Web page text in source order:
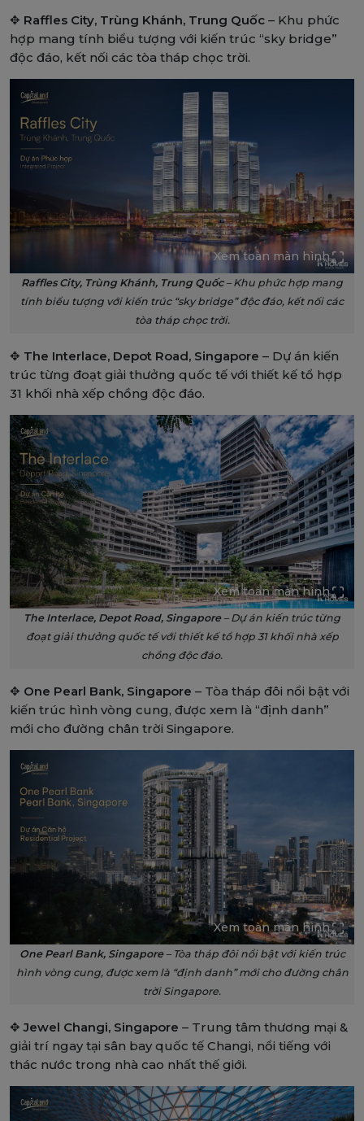
✥ Raffles City, Trùng Khánh, Trung Quốc – Khu phức
hợp mang tính biểu tượng với kiến trúc “sky bridge”
độc đáo, kết nối các tòa tháp chọc trời.
Xem toàn màn hình
Raffles City, Trùng Khánh, Trung Quốc– Khu phức hợp mang
tính biểu tượng với kiến trúc “sky bridge” độc đáo, kết nối các
tòa tháp chọc trời.
✥ The Interlace, Depot Road, Singapore – Dự án kiến
trúc từng đoạt giải thưởng quốc tế với thiết kế tổ hợp
31 khối nhà xếp chồng độc đáo.
Xem toàn màn hình
The Interlace, Depot Road, Singapore– Dự án kiến trúc từng
đoạt giải thưởng quốc tế với thiết kế tổ hợp 31 khối nhà xếp
chồng độc đáo.
✥ One Pearl Bank, Singapore – Tòa tháp đôi nổi bật với
kiến trúc hình vòng cung, được xem là “định danh”
mới cho đường chân trời Singapore.
Xem toàn màn hình
One Pearl Bank, Singapore– Tòa tháp đôi nổi bật với kiến trúc
hình vòng cung, được xem là “định danh” mới cho đường chân
trời Singapore.
✥Jewel Changi, Singapore – Trung tâm thương mại &
giải trí ngay tại sân bay quốc tế Changi, nổi tiếng với
thác nước trong nhà cao nhất thế giới.